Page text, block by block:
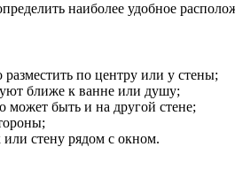
наиболее удобное
по центру или у стены;
ближе к ванне или душу;
может быть и на другой стене;
стену рядом с окном.